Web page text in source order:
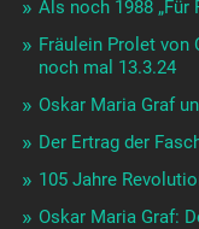
Als noch 1988
Fräulein Prolet von
noch mal 13.3.24
Oskar Maria Graf
Der Ertrag der
105 Jahre
Oskar Maria Graf: